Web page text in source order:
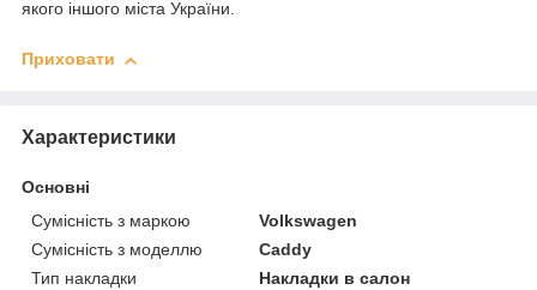
якого іншого міста України.
Приховати
Характеристики
Основні
Сумісність з маркою
Volkswagen
Сумісність з моделлю
Caddy
Тип накладки
Накладки в салон